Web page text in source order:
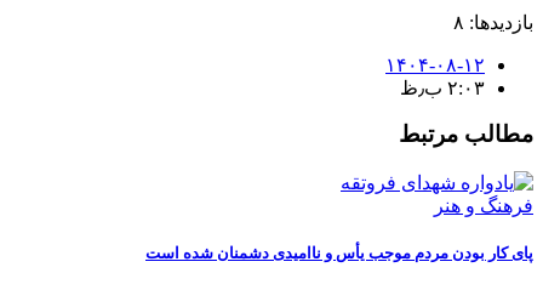
بازدیدها: ۸
۱۴۰۴-۰۸-۱۲
۲:۰۳ ب٫ظ
مطالب مرتبط
فرهنگ و هنر
پای کار بودن مردم موجب یأس و ناامیدی دشمنان شده است